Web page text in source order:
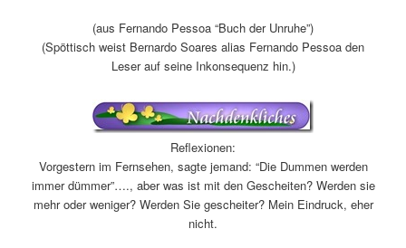
(aus Fernando Pessoa “Buch der Unruhe”)
(Spöttisch weist Bernardo Soares alias Fernando Pessoa den
Leser auf seine Inkonsequenz hin.)
Reflexionen:
Vorgestern im Fernsehen, sagte jemand: “Die Dummen werden
immer dümmer”…., aber was ist mit den Gescheiten? Werden sie
mehr oder weniger? Werden Sie gescheiter? Mein Eindruck, eher
nicht.